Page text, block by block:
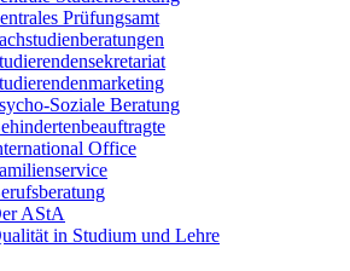
Prüfungsamt
Soziale Beratung
Office
AStA
in Studium und Lehre